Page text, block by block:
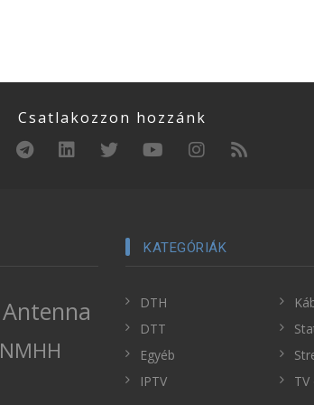
Csatlakozzon hozzánk
Antenna
NMHH
KATEGÓRIÁK
DTH
DTT
Egyéb
IPTV